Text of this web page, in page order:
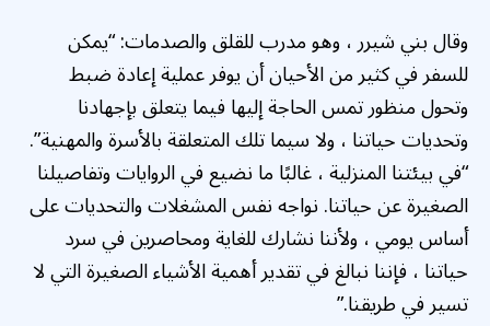
وقال بني شيرر ، وهو مدرب للقلق والصدمات: “يمكن
للسفر في كثير من الأحيان أن يوفر عملية إعادة ضبط
وتحول منظور تمس الحاجة إليها فيما يتعلق بإجهادنا
وتحديات حياتنا ، ولا سيما تلك المتعلقة بالأسرة والمهنية”.
“في بيئتنا المنزلية ، غالبًا ما نضيع في الروايات وتفاصيلنا
الصغيرة عن حياتنا. نواجه نفس المشغلات والتحديات على
أساس يومي ، ولأننا نشارك للغاية ومحاصرين في سرد
حياتنا ، فإننا نبالغ في تقدير أهمية الأشياء الصغيرة التي لا
تسير في طريقنا.”